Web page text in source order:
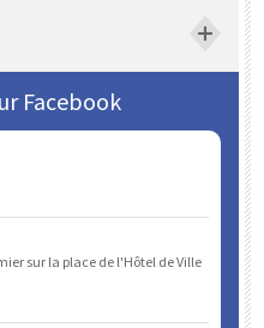
Facebook
sur la place de l'Hôtel de Ville